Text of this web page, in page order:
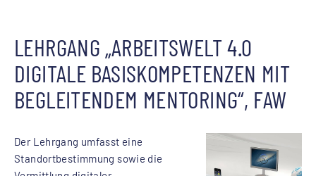
LEHRGANG „ARBEITSWELT 4.0
DIGITALE BASISKOMPETENZEN MIT
BEGLEITENDEM MENTORING“, FAW
Der Lehrgang umfasst eine
Standortbestimmung sowie die